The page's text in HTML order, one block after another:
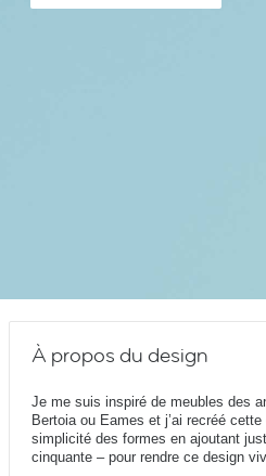
À propos du design
Je me suis inspiré de meubles des
Bertoia ou Eames et j’ai recréé
simplicité des formes en ajoutant
cinquante – pour rendre ce design